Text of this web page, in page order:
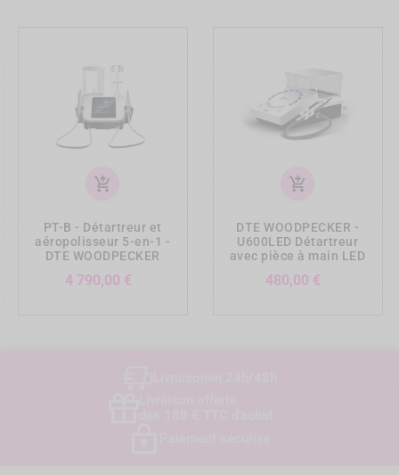
add_shopping_cart
PT-B - Détartreur et
aéropolisseur 5-en-1 -
DTE WOODPECKER
4 790,00 €
add_shopping_cart
DTE WOODPECKER -
U600LED Détartreur
avec pièce à main LED
480,00 €